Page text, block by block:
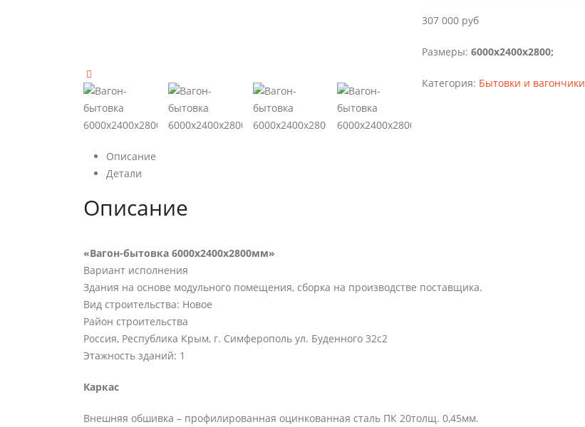
307 000 руб
Размеры: 6000х2400х2800;
Категория: Бытовки и вагончики
Описание
Детали
Описание
«Вагон-бытовка 6000х2400х2800мм»
Вариант исполнения
Здания на основе модульного помещения, сборка на производстве поставщика.
Вид строительства: Новое
Район строительства
Россия, Республика Крым, г. Симферополь ул. Буденного 32с2
Этажность зданий: 1
Каркас
Внешняя обшивка – профилированная оцинкованная сталь ПК 20толщ. 0,45мм.